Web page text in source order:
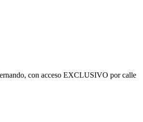
con acceso EXCLUSIVO por calle